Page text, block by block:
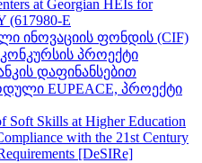
at Georgian HEIs for
(617980-E
ინოვაციის ფონდის (CIF)
პროექტი
დაფინანსებით
EUPEACE, პროექტი
Soft Skills at Higher Education
with the 21st Century
[DeSIRe]